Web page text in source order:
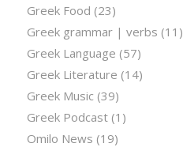
Greek Food (23)
Greek grammar | verbs (11)
Greek Language (57)
Greek Literature (14)
Greek Music (39)
Greek Podcast(1)
Omilo News (19)